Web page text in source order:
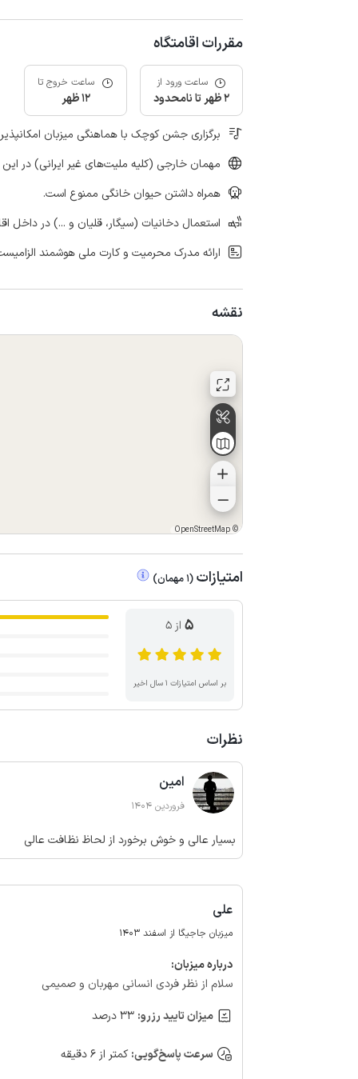
مقررات اقامتگاه
ساعت ورود از
2 ظهر تا نامحدود
ساعت خروج تا
12 ظهر
برگزاری جشن کوچک با هماهنگی میزبان
مهمان خارجی (کلیه ملیت‌های غیر ایرانی) در
همراه داشتن حیوان خانگی ممنوع است.
استعمال دخانیات (سیگار، قلیان و ...) در داخل
ارائه مدرک محرمیت و کارت ملی هوشمند
نقشه
©
OpenStreetMap
امتیازات (
1 مهمان)
5 از ۵
بر اساس امتیازات ۱ سال اخیر
نظرات
امین
فروردین 1404
بسیار عالی و خوش برخورد از لحاظ نظافت عالی
علی
میزبان جاجیگا از اسفند 1403
درباره‌ میزبان:
سلام از نظر فردی انسانی مهربان و صمیمی
میزان تایید رزرو: 33 درصد
سرعت پاسخ‌گویی: کمتر از 6 دقیقه